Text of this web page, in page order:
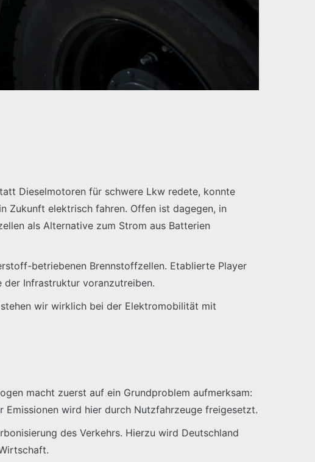
Dieselmotoren für schwere Lkw redete, konnte
Zukunft elektrisch fahren. Offen ist dagegen, in
als Alternative zum Strom aus Batterien
betriebenen Brennstoffzellen. Etablierte Player
der Infrastruktur voranzutreiben.
wir wirklich bei der Elektromobilität mit
macht zuerst auf ein Grundproblem aufmerksam:
wird hier durch Nutzfahrzeuge freigesetzt.
des Verkehrs. Hierzu wird Deutschland